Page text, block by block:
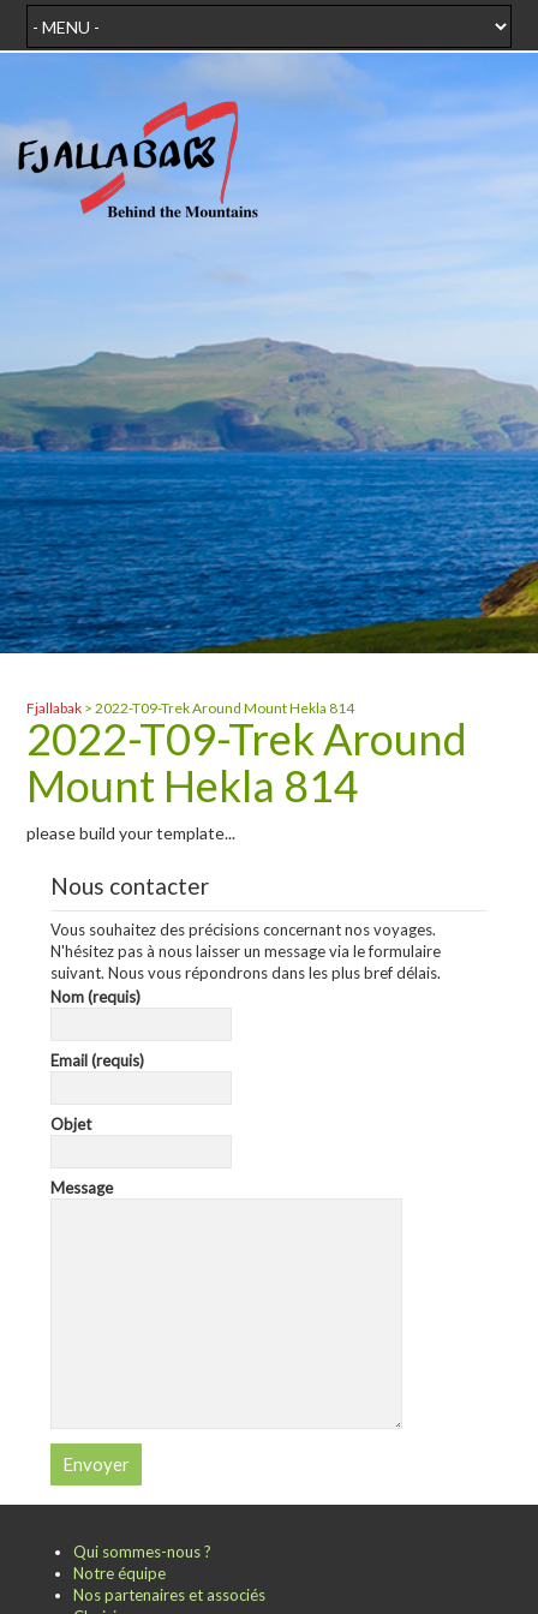
Fjallabak >2022-T09-Trek Around Mount Hekla 814
2022-T09-Trek Around
Mount Hekla 814
please build your template...
Nous contacter
Vous souhaitez des précisions concernant nos voyages.
N'hésitez pas à nous laisser un message via le formulaire
suivant. Nous vous répondrons dans les plus bref délais.
Nom (requis)
Email (requis)
Objet
Message
Qui sommes-nous ?
Notre équipe
Nos partenaires et associés